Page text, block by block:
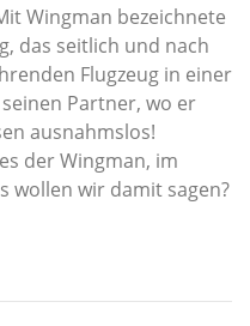
Wingman bezeichnete
das seitlich und nach
Flugzeug in einer
Partner, wo er
ausnahmslos!
der Wingman, im
wollen wir damit sagen?